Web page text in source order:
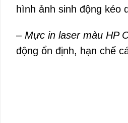
hình ảnh sinh động kéo
– Mực in laser màu HP
động ổn định, hạn chế